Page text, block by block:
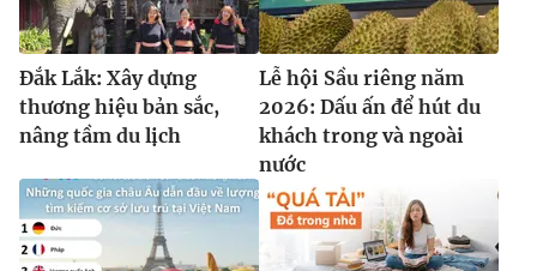
Đắk Lắk: Xây dựng
thương hiệu bản sắc,
nâng tầm du lịch
Lễ hội Sầu riêng năm
2026: Dấu ấn để hút du
khách trong và ngoài
nước